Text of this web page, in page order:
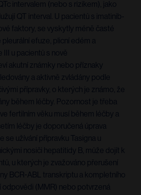
intervalem (nebo s rizikem), jako
QT interval. U pacientů s imatinib-
faktory, se vyskytly méně časté
efuze, plicní edém a
u pacientů s nově
akutní známky nebo příznaky
a aktivně zvládány podle
přípravky, o kterých je známo, že
během léčby. Pozornost je třeba
fertilním věku musí během léčby a
léčby je doporučená úprava
užívání přípravku Tasigna u
nosiči hepatitidy B, může dojít k
u kterých je zvažováno přerušení
BCR-ABL transkriptu a kompletního
odpovědi (MMR) nebo potvrzená